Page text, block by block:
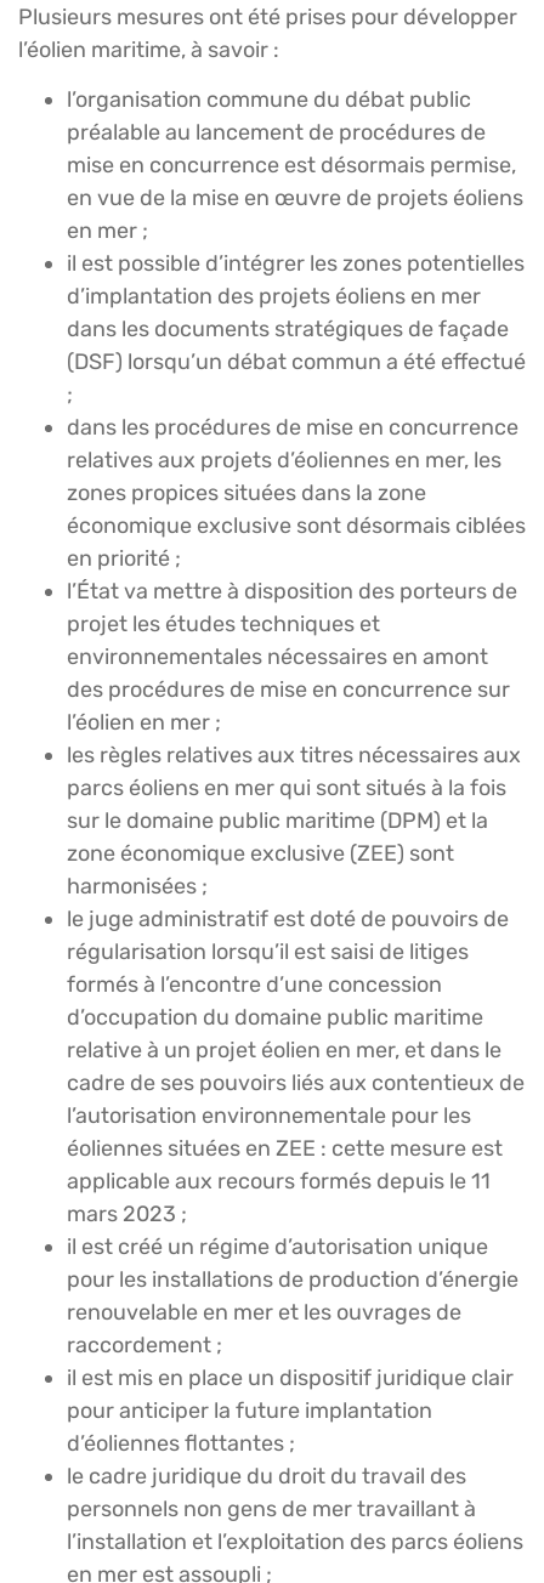
Plusieurs mesures ont été prises pour développer
l’éolien maritime, à savoir :
l’organisation commune du débat public
préalable au lancement de procédures de
mise en concurrence est désormais permise,
en vue de la mise en œuvre de projets éoliens
en mer ;
il est possible d’intégrer les zones potentielles
d’implantation des projets éoliens en mer
dans les documents stratégiques de façade
(DSF) lorsqu’un débat commun a été effectué
;
dans les procédures de mise en concurrence
relatives aux projets d’éoliennes en mer, les
zones propices situées dans la zone
économique exclusive sont désormais ciblées
en priorité ;
l’État va mettre à disposition des porteurs de
projet les études techniques et
environnementales nécessaires en amont
des procédures de mise en concurrence sur
l’éolien en mer ;
les règles relatives aux titres nécessaires aux
parcs éoliens en mer qui sont situés à la fois
sur le domaine public maritime (DPM) et la
zone économique exclusive (ZEE) sont
harmonisées ;
le juge administratif est doté de pouvoirs de
régularisation lorsqu’il est saisi de litiges
formés à l’encontre d’une concession
d’occupation du domaine public maritime
relative à un projet éolien en mer, et dans le
cadre de ses pouvoirs liés aux contentieux de
l’autorisation environnementale pour les
éoliennes situées en ZEE : cette mesure est
applicable aux recours formés depuis le 11
mars 2023 ;
il est créé un régime d’autorisation unique
pour les installations de production d’énergie
renouvelable en mer et les ouvrages de
raccordement ;
il est mis en place un dispositif juridique clair
pour anticiper la future implantation
d’éoliennes flottantes ;
le cadre juridique du droit du travail des
personnels non gens de mer travaillant à
l’installation et l’exploitation des parcs éoliens
en mer est assoupli ;